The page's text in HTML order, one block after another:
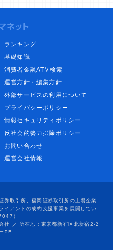
ランキング
基礎知識
消費者金融ATM検索
運営方針・編集方針
外部サービスの利用について
プライバシーポリシー
情報セキュリティポリシー
反社会的勢力排除ポリシー
お問い合わせ
運営会社情報